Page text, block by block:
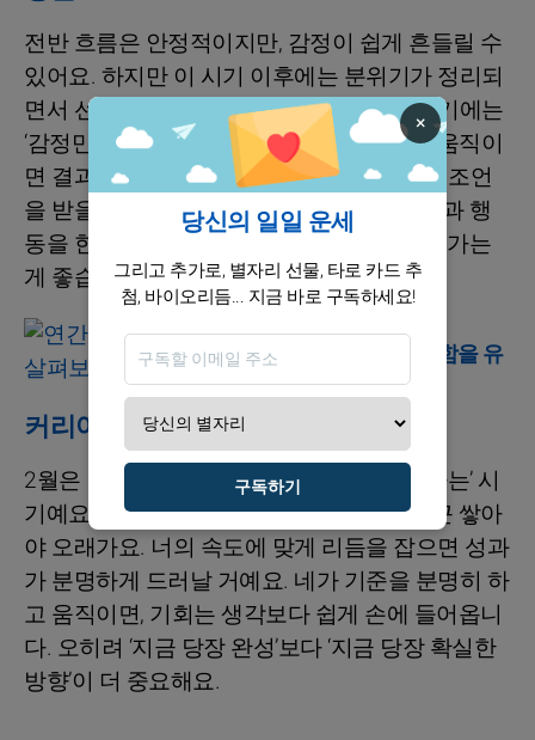
전반 흐름은 안정적이지만, 감정이 쉽게 흔들릴 수
있어요. 하지만 이 시기 이후에는 분위기가 정리되
면서 선택이 더 현실적으로 바뀌어요. 이 시기에는
‘감정만으로 결정하지 말고’, 기준을 세워서 움직이
면 결과가 더 크게 좋아질 거예요. 특히 좋은 조언
을 받을수록, 너의 방향이 더 정확해져요. 말과 행
동을 한 번 더 체크하고, 실전 감각을 믿으며 가는
게 좋습니다.
운세
연간 띠 운세로 평온함을 유
지하세요!
커리어 / 재정
2월은 너와 너의 사적인 목표가 ‘함께 자라나는’ 시
기예요. 다만 성급하게 달리기보다, 차근차근 쌓아
야 오래가요. 너의 속도에 맞게 리듬을 잡으면 성과
가 분명하게 드러날 거예요. 네가 기준을 분명히 하
고 움직이면, 기회는 생각보다 쉽게 손에 들어옵니
다. 오히려 ‘지금 당장 완성’보다 ‘지금 당장 확실한
방향’이 더 중요해요.
×
당신의 일일 운세
그리고 추가로, 별자리 선물, 타로 카드 추
첨, 바이오리듬... 지금 바로 구독하세요!
구독하기